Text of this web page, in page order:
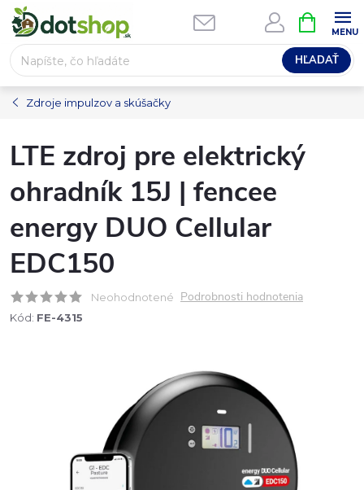
Prejsť
na
obsah
HĽADAŤ
KOŠÍK
Zdroje impulzov a skúšačky
LTE zdroj pre elektrický
ohradník 15J | fencee
energy DUO Cellular
EDC150
Neohodnotené Podrobnosti hodnotenia
Kód: FE-4315